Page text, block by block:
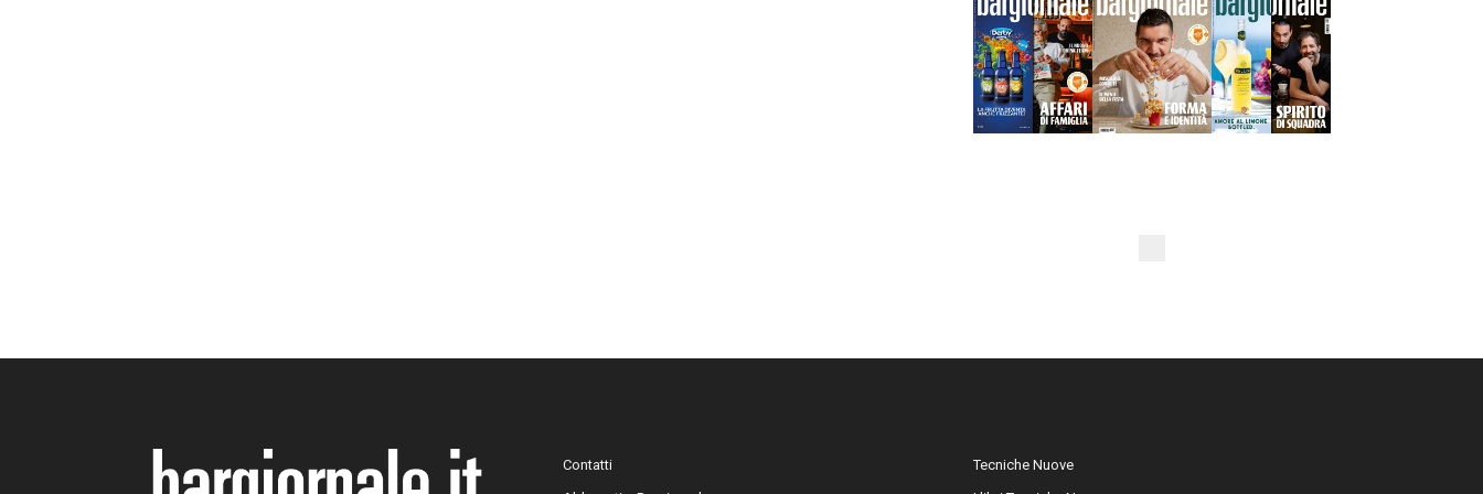
Contatti
Tecniche Nuove